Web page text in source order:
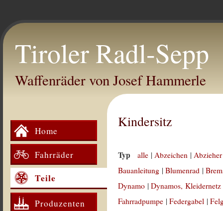
Tiroler Radl-Sepp
Waffenräder von Josef Hammerle
Home
Fahrräder
Teile
Produzenten
Kindersitz
Typ alle |Abzeichen |
Bauanleitung |Blumenrad |
Dynamo |Dynamos, Kleidernetz
Fahrradpumpe |Federgabel |